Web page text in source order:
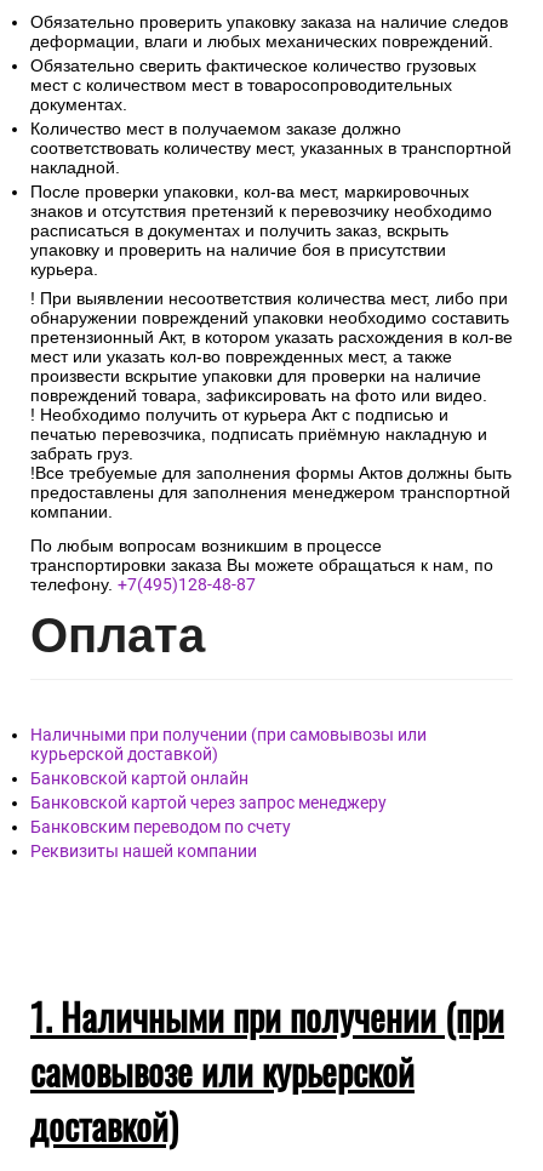
Обязательно проверить упаковку заказа на наличие следов
деформации, влаги и любых механических повреждений.
Обязательно сверить фактическое количество грузовых
мест с количеством мест в товаросопроводительных
документах.
Количество мест в получаемом заказе должно
соответствовать количеству мест, указанных в транспортной
накладной.
После проверки упаковки, кол-ва мест, маркировочных
знаков и отсутствия претензий к перевозчику необходимо
расписаться в документах и получить заказ, вскрыть
упаковку и проверить на наличие боя в присутствии
курьера.
! При выявлении несоответствия количества мест, либо при
обнаружении повреждений упаковки необходимо составить
претензионный Акт, в котором указать расхождения в кол-ве
мест или указать кол-во поврежденных мест, а также
произвести вскрытие упаковки для проверки на наличие
повреждений товара, зафиксировать на фото или видео.
! Необходимо получить от курьера Акт с подписью и
печатью перевозчика, подписать приёмную накладную и
забрать груз.
!Все требуемые для заполнения формы Актов должны быть
предоставлены для заполнения менеджером транспортной
компании.
По любым вопросам возникшим в процессе
транспортировки заказа Вы можете обращаться к нам, по
телефону. +7(495)128-48-87
Оплата
Наличными при получении (при самовывозы или
курьерской доставкой)
Банковской картой онлайн
Банковской картой через запрос менеджеру
Банковским переводом по счету
Реквизиты нашей компании
1. Наличными при получении (при
самовывозе или курьерской
доставкой)